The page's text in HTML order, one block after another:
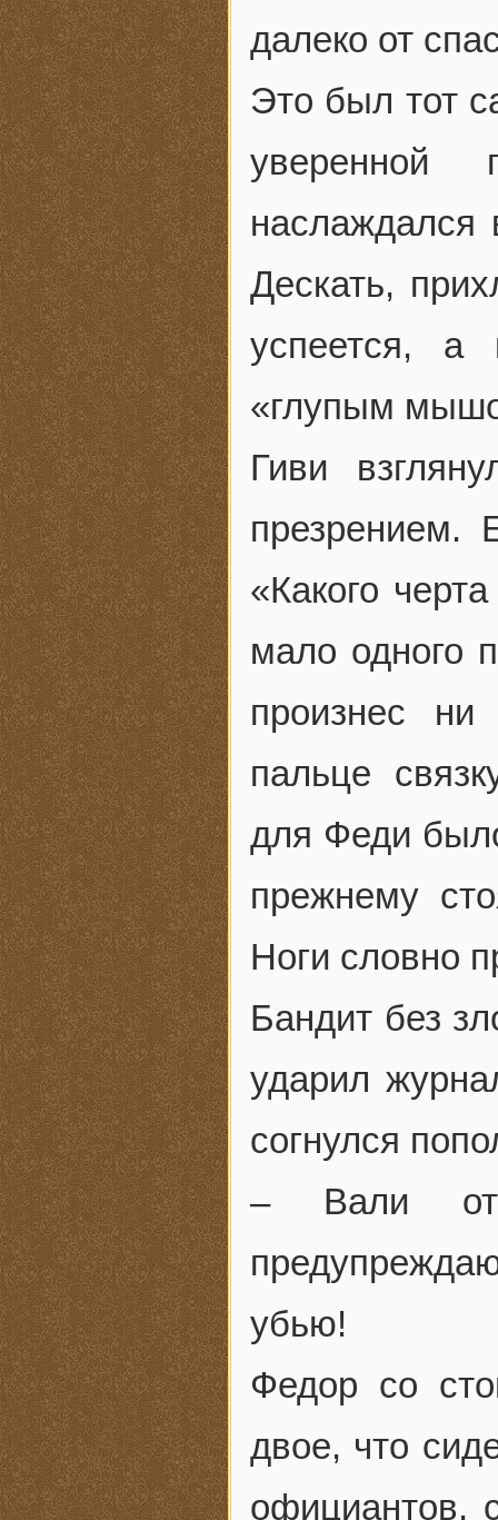
далеко от
Это был тот
уверенной
наслаждался
Дескать,
успеется, а
«глупым
Гиви
презрением.
«Какого
мало одного
произнес
пальце
для Феди
прежнему
Ноги словно
Бандит без
ударил
согнулся
– Вали
убью!
Федор со
двое, что
официантов,